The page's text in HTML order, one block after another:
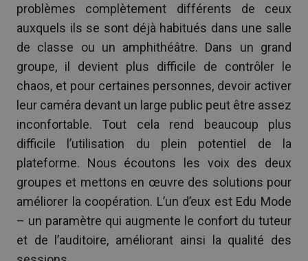
problèmes complètement différents de ceux
auxquels ils se sont déjà habitués dans une salle
de classe ou un amphithéâtre. Dans un grand
groupe, il devient plus difficile de contrôler le
chaos, et pour certaines personnes, devoir activer
leur caméra devant un large public peut être assez
inconfortable. Tout cela rend beaucoup plus
difficile l’utilisation du plein potentiel de la
plateforme. Nous écoutons les voix des deux
groupes et mettons en œuvre des solutions pour
améliorer la coopération. L’un d’eux est Edu Mode
– un paramètre qui augmente le confort du tuteur
et de l’auditoire, améliorant ainsi la qualité des